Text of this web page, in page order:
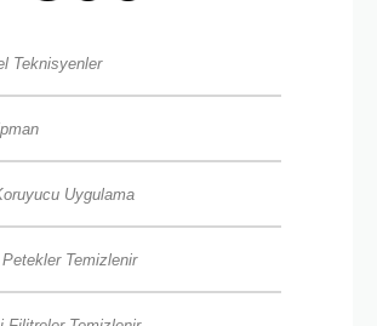
Teknisyenler
Uygulama
Temizlenir